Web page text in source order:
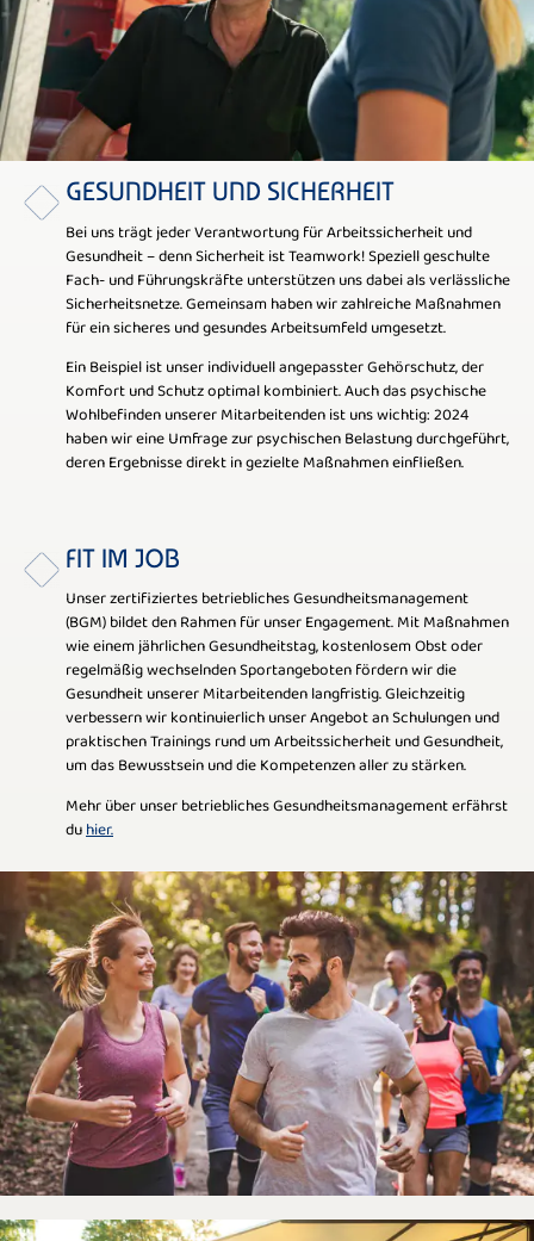
GESUNDHEIT UND SICHERHEIT
Bei uns trägt jeder Verantwortung für Arbeitssicherheit und
Gesundheit – denn Sicherheit ist Teamwork! Speziell geschulte
Fach- und Führungskräfte unterstützen uns dabei als verlässliche
Sicherheitsnetze. Gemeinsam haben wir zahlreiche Maßnahmen
für ein sicheres und gesundes Arbeitsumfeld umgesetzt.
Ein Beispiel ist unser individuell angepasster Gehörschutz, der
Komfort und Schutz optimal kombiniert. Auch das psychische
Wohlbefinden unserer Mitarbeitenden ist uns wichtig: 2024
haben wir eine Umfrage zur psychischen Belastung durchgeführt,
deren Ergebnisse direkt in gezielte Maßnahmen einfließen.
FIT IM JOB
Unser zertifiziertes betriebliches Gesundheitsmanagement
(BGM) bildet den Rahmen für unser Engagement. Mit Maßnahmen
wie einem jährlichen Gesundheitstag, kostenlosem Obst oder
regelmäßig wechselnden Sportangeboten fördern wir die
Gesundheit unserer Mitarbeitenden langfristig. Gleichzeitig
verbessern wir kontinuierlich unser Angebot an Schulungen und
praktischen Trainings rund um Arbeitssicherheit und Gesundheit,
um das Bewusstsein und die Kompetenzen aller zu stärken.
Mehr über unser betriebliches Gesundheitsmanagement erfährst
duhier.